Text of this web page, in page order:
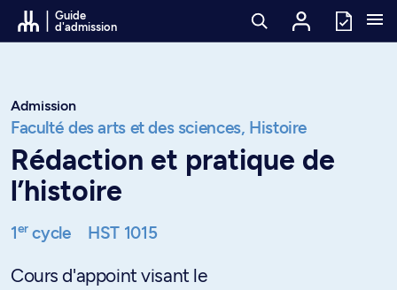
Passer au contenu
Guide
d'admission
Admission
Faculté des arts et des sciences, Histoire
Rédaction et pratique de
l’histoire
1ercycle HST 1015
Cours d'appoint visant le